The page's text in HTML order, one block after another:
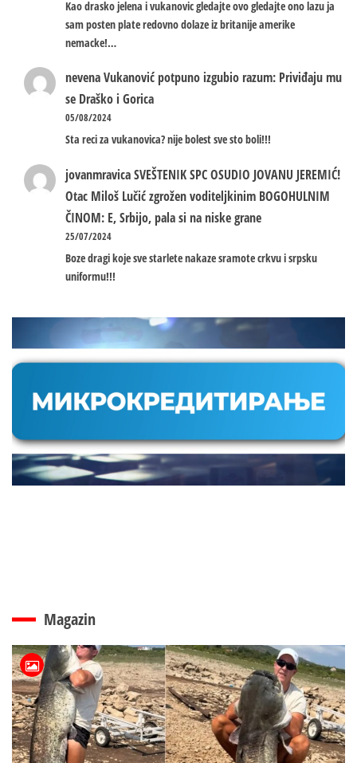
Kao drasko jelena i vukanovic gledajte ovo gledajte ono lazu ja
sam posten plate redovno dolaze iz britanije amerike
nemacke!…
nevenaVukanović potpuno izgubio razum: Priviđaju mu
se Draško i Gorica
05/08/2024
Sta reci za vukanovica? nije bolest sve sto boli!!!
jovanmravicaSVEŠTENIK SPC OSUDIO JOVANU JEREMIĆ!
Otac Miloš Lučić zgrožen voditeljkinim BOGOHULNIM
ČINOM: E, Srbijo, pala si na niske grane
25/07/2024
Boze dragi koje sve starlete nakaze sramote crkvu i srpsku
uniformu!!!
Magazin